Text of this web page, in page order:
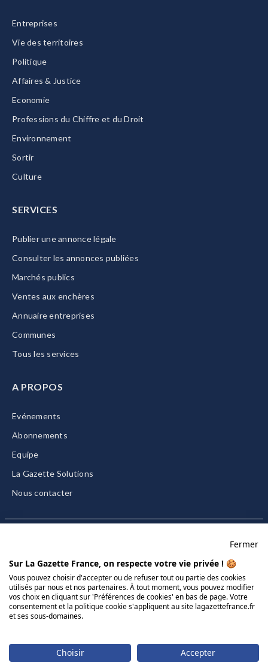
Entreprises
Vie des territoires
Politique
Affaires & Justice
Economie
Professions du Chiffre et du Droit
Environnement
Sortir
Culture
SERVICES
Publier une annonce légale
Consulter les annonces publiées
Marchés publics
Ventes aux enchères
Annuaire entreprises
Communes
Tous les services
A PROPOS
Evénements
Abonnements
Equipe
La Gazette Solutions
Nous contacter
CGU/CGV
Données personnelles
Charte sur les cookies
© 2026 La Gazette France
Fermer
Sur La Gazette France, on respecte votre vie privée ! 🍪
Vous pouvez choisir d'accepter ou de refuser tout ou partie des cookies
utilisés par nous et nos partenaires. À tout moment, vous pouvez modifier
vos choix en cliquant sur 'Préférences de cookies' en bas de page. Votre
consentement et la politique cookie s'appliquent au site lagazettefrance.fr
et ses sous-domaines.
Choisir Accepter